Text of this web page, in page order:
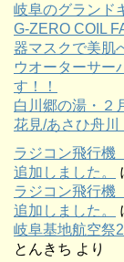
岐阜のグランド
G-ZERO COIL
器マスクで美肌
ウオーターサー
す！！
白川郷の湯・２
花見/あさひ舟
ラジコン飛行
追加しました。
ラジコン飛行
追加しました。
岐阜基地航空
とんきち より